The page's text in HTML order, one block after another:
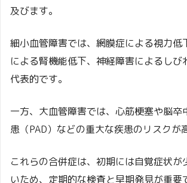
及びます。
細小血管障害では、網膜症による視力低
による腎機能低下、神経障害によるしび
代表的です。
一方、大血管障害では、心筋梗塞や脳卒
患（PAD）などの重大な疾患のリスクが
これらの合併症は、初期には自覚症状が
いため、定期的な検査と早期発見が重要